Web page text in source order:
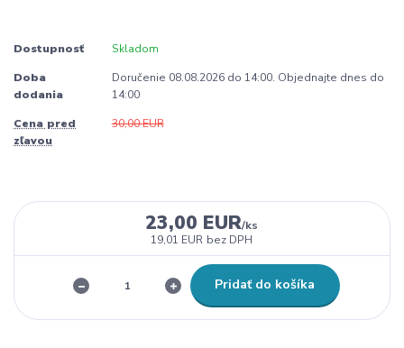
Dostupnosť Skladom
Doba
dodania
Doručenie 08.08.2026 do 14:00. Objednajte dnes do
14:00
Cena pred
zľavou
30,00 EUR
23,00 EUR/ks
19,01 EUR bez DPH
Pridať do košíka